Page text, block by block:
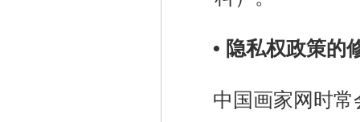
• 隐私权政策的
中国画家网时